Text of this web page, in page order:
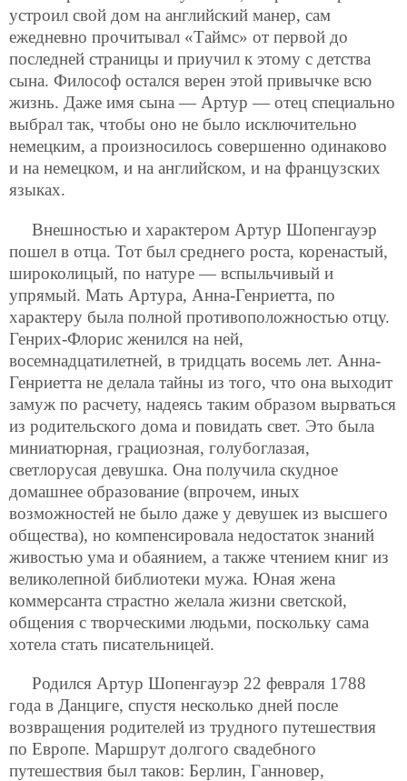
устроил свой дом на английский манер, сам
ежедневно прочитывал «Таймс» от первой до
последней страницы и приучил к этому с детства
сына. Философ остался верен этой привычке всю
жизнь. Даже имя сына — Артур — отец специально
выбрал так, чтобы оно не было исключительно
немецким, а произносилось совершенно одинаково
и на немецком, и на английском, и на французских
языках.
Внешностью и характером Артур Шопенгауэр
пошел в отца. Тот был среднего роста, коренастый,
широколицый, по натуре — вспыльчивый и
упрямый. Мать Артура, Анна-Генриетта, по
характеру была полной противоположностью отцу.
Генрих-Флорис женился на ней,
восемнадцатилетней, в тридцать восемь лет. Анна-
Генриетта не делала тайны из того, что она выходит
замуж по расчету, надеясь таким образом вырваться
из родительского дома и повидать свет. Это была
миниатюрная, грациозная, голубоглазая,
светлорусая девушка. Она получила скудное
домашнее образование (впрочем, иных
возможностей не было даже у девушек из высшего
общества), но компенсировала недостаток знаний
живостью ума и обаянием, а также чтением книг из
великолепной библиотеки мужа. Юная жена
коммерсанта страстно желала жизни светской,
общения с творческими людьми, поскольку сама
хотела стать писательницей.
Родился Артур Шопенгауэр 22 февраля 1788
года в Данциге, спустя несколько дней после
возвращения родителей из трудного путешествия
по Европе. Маршрут долгого свадебного
путешествия был таков: Берлин, Ганновер,